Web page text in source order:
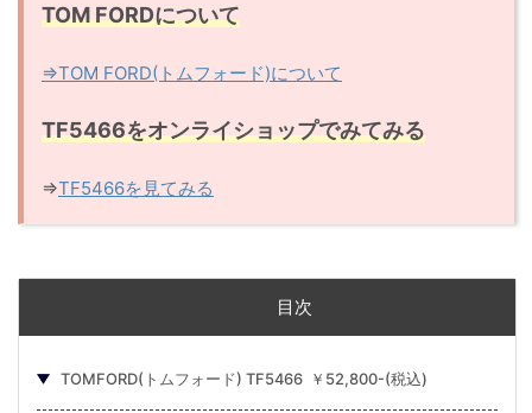
TOM FORDについて
⇒TOM FORD(トムフォード)について
TF5466をオンライショップでみてみる
⇒TF5466を見てみる
目次
TOMFORD(トムフォード) TF5466 ￥52,800-(税込)